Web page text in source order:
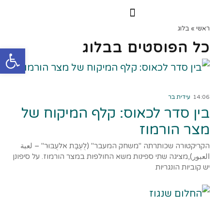
ראשי » בלוג
כל הפוסטים בבלוג
14:06 עידית בר
בין סדר לכאוס: קלף המיקוח של
מצר הורמוז
הקריקטורה שכותרתה "משחק המעבר" (לֻעְבַּת אלעֻבּוּר" – لعبة
العبور),מציגה שתי ספינות משא החולפות במצר הורמוז. על סיפונן
יש קוביות הונגריות